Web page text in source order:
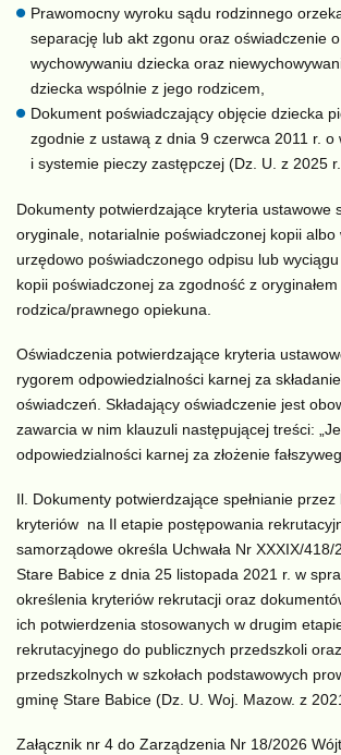
Prawomocny wyroku sądu rodzinnego
separację lub akt zgonu oraz oświadczenie
wychowywaniu dziecka oraz
dziecka wspólnie z jego rodzicem,
Dokument poświadczający objęcie dziecka
zgodnie z ustawą z dnia 9 czerwca 2011 r. o
i systemie pieczy zastępczej (Dz. U. z 2025
Dokumenty potwierdzające kryteria ustawowe
oryginale, notarialnie poświadczonej kopii albo
urzędowo poświadczonego odpisu lub
kopii poświadczonej za zgodność z
rodzica/prawnego opiekuna.
Oświadczenia potwierdzające kryteria
rygorem odpowiedzialności karnej za składanie
oświadczeń. Składający oświadczenie jest
zawarcia w nim klauzuli następującej treści:
odpowiedzialności karnej za złożenie
Il. Dokumenty potwierdzające spełnianie przez
kryteriów na Il etapie postępowania
samorządowe określa Uchwała Nr XXXIX/
Stare Babice z dnia 25 listopada 2021 r. w
określenia kryteriów rekrutacji oraz
ich potwierdzenia stosowanych w drugim
rekrutacyjnego do publicznych przedszkoli
przedszkolnych w szkołach podstawowych
gminę Stare Babice (Dz. U. Woj. Mazow. z
Załącznik nr 4 do Zarządzenia Nr 18/2026